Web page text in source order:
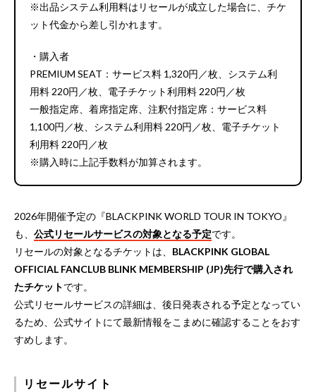
※出品システム利用料はリセールが成立した場合に、チケ
ット代金から差し引かれます。
・購入者
PREMIUM SEAT：サービス料 1,320円／枚、システム利
用料 220円／枚、電子チケット利用料 220円／枚
一般指定席、着席指定席、注釈付指定席：サービス料
1,100円／枚、システム利用料 220円／枚、電子チケット
利用料 220円／枚
※購入時に上記手数料が加算されます。
2026年開催予定の『BLACKPINK WORLD TOUR IN TOKYO』
も、 公式リセールサービスの対象となる予定です。
リセールの対象となるチケットは、 BLACKPINK GLOBAL
OFFICIAL FANCLUB BLINK MEMBERSHIP (JP)先行で購入され
たチケットです。
公式リセールサービスの詳細は、後日発表される予定となってい
るため、公式サイトにて最新情報をこまめに確認することをおす
すめします。
リセールサイト